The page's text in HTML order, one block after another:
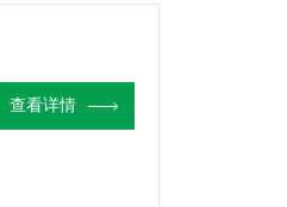
查看详情